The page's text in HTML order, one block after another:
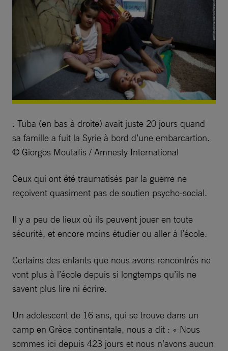
. Tuba (en bas à droite) avait juste 20 jours quand
sa famille a fuit la Syrie à bord d’une embarcartion.
© Giorgos Moutafis / Amnesty International
Ceux qui ont été traumatisés par la guerre ne
reçoivent quasiment pas de soutien psycho-social.
Il y a peu de lieux où ils peuvent jouer en toute
sécurité, et encore moins étudier ou aller à l’école.
Certains des enfants que nous avons rencontrés ne
vont plus à l’école depuis si longtemps qu’ils ne
savent plus lire ni écrire.
Un adolescent de 16 ans, qui se trouve dans un
camp en Grèce continentale, nous a dit : « Nous
sommes ici depuis 423 jours et nous n’avons aucun